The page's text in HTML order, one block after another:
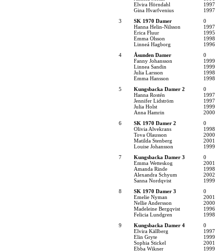
Elvira Hörndahl
1997
Gina Hvarfvenius
1997
3
SK 1970 Damer
0
Hanna Helin-Nilsson
1997
Erica Fluur
1995
Emma Olsson
1998
Linneá Hagborg
1996
4
Åsunden Damer
0
Fanny Johansson
1999
Linnea Sandin
1999
Julia Larsson
1998
Emma Hansson
1998
5
Kungsbacka Damer 2
0
Hanna Rostén
1997
Jennifer Lidström
1997
Julia Holst
1999
Anna Hamrin
2000
6
SK 1970 Damer 2
0
Olivia Alvekrans
1998
Tova Olausson
2000
Matilda Stenberg
2001
Louise Johansson
1999
7
Kungsbacka Damer 3
0
Emma Wetteskog
2001
Amanda Rinde
1998
Alexandra Schyum
2002
Sanna Nordqvist
1999
8
SK 1970 Damer 3
0
Emelie Nyman
2001
Nellie Andersson
2000
Madeleine Bergqvist
1996
Felicia Lundgren
1998
9
Kungsbacka Damer 4
0
Elvira Källberg
1997
Elin Gryte
1999
Sophia Stickel
2001
Ebba Wikner
1999